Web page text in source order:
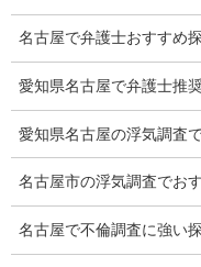
損害保険調査
会社沿革
探偵業標識
名古屋で弁護士おすすめ
愛知県名古屋で弁護士推
愛知県名古屋の浮気調査
名古屋市の浮気調査でお
名古屋で不倫調査に強い